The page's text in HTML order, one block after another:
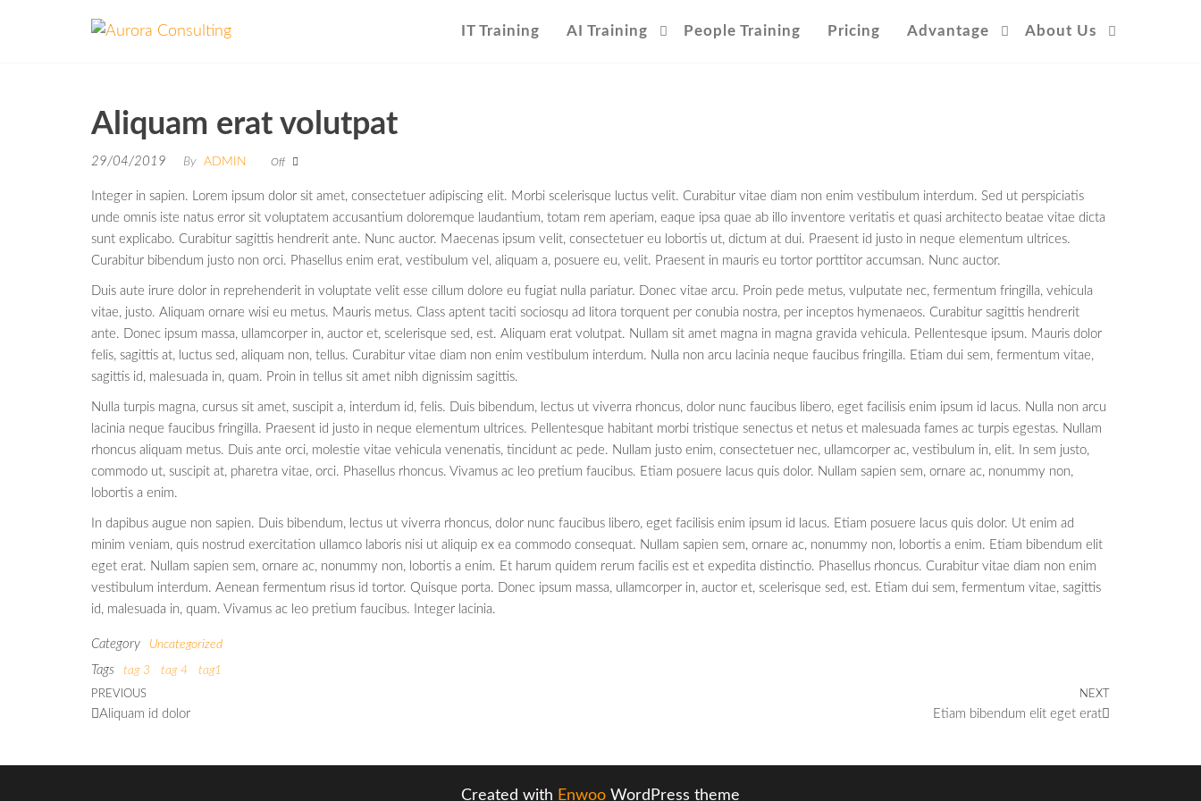
IT Training AI Training People Training Pricing Advantage About Us
Aliquam erat volutpat
29/04/2019 By ADMIN Off
Integer in sapien. Lorem ipsum dolor sit amet, consectetuer adipiscing elit. Morbi scelerisque luctus velit. Curabitur vitae diam non enim vestibulum interdum. Sed ut perspiciatis
unde omnis iste natus error sit voluptatem accusantium doloremque laudantium, totam rem aperiam, eaque ipsa quae ab illo inventore veritatis et quasi architecto beatae vitae dicta
sunt explicabo. Curabitur sagittis hendrerit ante. Nunc auctor. Maecenas ipsum velit, consectetuer eu lobortis ut, dictum at dui. Praesent id justo in neque elementum ultrices.
Curabitur bibendum justo non orci. Phasellus enim erat, vestibulum vel, aliquam a, posuere eu, velit. Praesent in mauris eu tortor porttitor accumsan. Nunc auctor.
Duis aute irure dolor in reprehenderit in voluptate velit esse cillum dolore eu fugiat nulla pariatur. Donec vitae arcu. Proin pede metus, vulputate nec, fermentum fringilla, vehicula
vitae, justo. Aliquam ornare wisi eu metus. Mauris metus. Class aptent taciti sociosqu ad litora torquent per conubia nostra, per inceptos hymenaeos. Curabitur sagittis hendrerit
ante. Donec ipsum massa, ullamcorper in, auctor et, scelerisque sed, est. Aliquam erat volutpat. Nullam sit amet magna in magna gravida vehicula. Pellentesque ipsum. Mauris dolor
felis, sagittis at, luctus sed, aliquam non, tellus. Curabitur vitae diam non enim vestibulum interdum. Nulla non arcu lacinia neque faucibus fringilla. Etiam dui sem, fermentum vitae,
sagittis id, malesuada in, quam. Proin in tellus sit amet nibh dignissim sagittis.
Nulla turpis magna, cursus sit amet, suscipit a, interdum id, felis. Duis bibendum, lectus ut viverra rhoncus, dolor nunc faucibus libero, eget facilisis enim ipsum id lacus. Nulla non arcu
lacinia neque faucibus fringilla. Praesent id justo in neque elementum ultrices. Pellentesque habitant morbi tristique senectus et netus et malesuada fames ac turpis egestas. Nullam
rhoncus aliquam metus. Duis ante orci, molestie vitae vehicula venenatis, tincidunt ac pede. Nullam justo enim, consectetuer nec, ullamcorper ac, vestibulum in, elit. In sem justo,
commodo ut, suscipit at, pharetra vitae, orci. Phasellus rhoncus. Vivamus ac leo pretium faucibus. Etiam posuere lacus quis dolor. Nullam sapien sem, ornare ac, nonummy non,
lobortis a enim.
In dapibus augue non sapien. Duis bibendum, lectus ut viverra rhoncus, dolor nunc faucibus libero, eget facilisis enim ipsum id lacus. Etiam posuere lacus quis dolor. Ut enim ad
minim veniam, quis nostrud exercitation ullamco laboris nisi ut aliquip ex ea commodo consequat. Nullam sapien sem, ornare ac, nonummy non, lobortis a enim. Etiam bibendum elit
eget erat. Nullam sapien sem, ornare ac, nonummy non, lobortis a enim. Et harum quidem rerum facilis est et expedita distinctio. Phasellus rhoncus. Curabitur vitae diam non enim
vestibulum interdum. Aenean fermentum risus id tortor. Quisque porta. Donec ipsum massa, ullamcorper in, auctor et, scelerisque sed, est. Etiam dui sem, fermentum vitae, sagittis
id, malesuada in, quam. Vivamus ac leo pretium faucibus. Integer lacinia.
Category Uncategorized
Tags tag 3 tag 4 tag1
PREVIOUS
Aliquam id dolor
NEXT
Etiam bibendum elit eget erat
Created with Enwoo WordPress theme